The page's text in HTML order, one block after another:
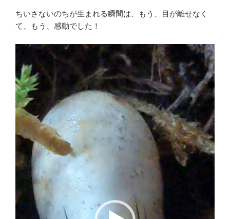
ちいさないのちが生まれる瞬間は、もう、目が離せなく
て、もう、感動でした！
プ
レ
ー
ヤ
ー